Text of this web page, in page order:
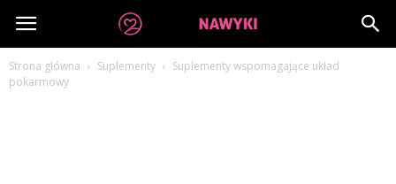
dobrenawyki.pl
Strona główna Suplementy
Suplementy wspomagające układ
pokarmowy